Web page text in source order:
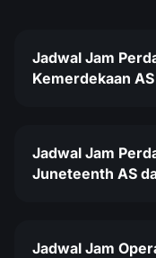
Jadwal Jam
Kemerdekaan AS
Jadwal Jam
Juneteenth AS
Jadwal Jam